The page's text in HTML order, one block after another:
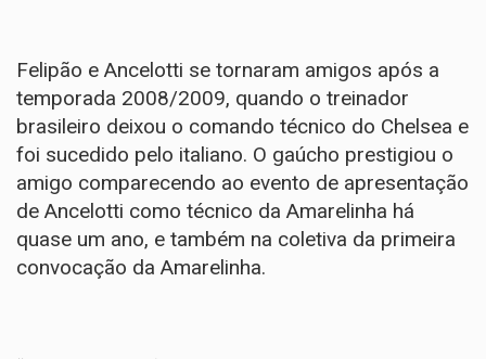
Felipão e Ancelotti se tornaram amigos após a
temporada 2008/2009, quando o treinador
brasileiro deixou o comando técnico do Chelsea e
foi sucedido pelo italiano. O gaúcho prestigiou o
amigo comparecendo ao evento de apresentação
de Ancelotti como técnico da Amarelinha há
quase um ano, e também na coletiva da primeira
convocação da Amarelinha.